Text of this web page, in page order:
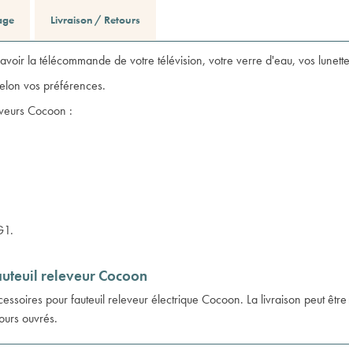
Livraison / Retours
la télécommande de votre télévision, votre verre d'eau, vos
vos préférences.
Cocoon :
.
releveur Cocoon
pour fauteuil releveur électrique Cocoon. La livraison peut
ouvrés.